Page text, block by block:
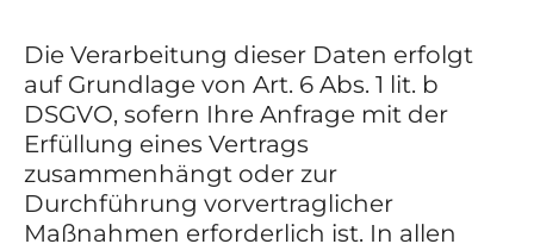
Die Verarbeitung dieser Daten erfolgt
auf Grundlage von Art. 6 Abs. 1 lit. b
DSGVO, sofern Ihre Anfrage mit der
Erfüllung eines Vertrags
zusammenhängt oder zur
Durchführung vorvertraglicher
Maßnahmen erforderlich ist. In allen